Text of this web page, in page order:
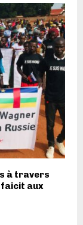
à travers
aux